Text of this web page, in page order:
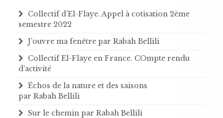
Collectif d’El-Flaye. Appel à cotisation 2ème
semestre 2022
J’ouvre ma fenêtre par Rabah Bellili
Collectif El-Flaye en France. COmpte rendu
d’activité
Échos de la nature et des saisons
par Rabah Bellili
Sur le chemin par Rabah Bellili